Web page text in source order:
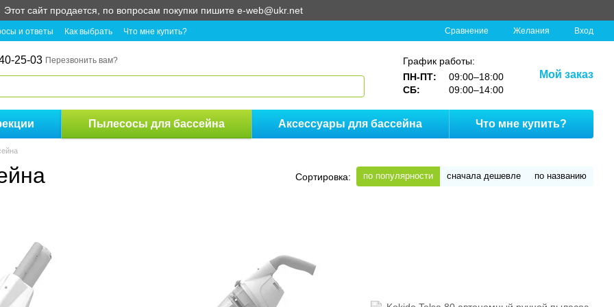
Этот сайт продается, по вопросам покупки пишите e-web@ukr.net
и ответы Как выбрать Что мне купить? Сравнение Желания Вход
25-03 Перезвонить вам?
График работы:
ПН-ПТ:
09:00–18:00
СБ:
09:00–14:00
Мой заказ
Пылесосы для бассейна Аксессуары для бассейна Что мне купить?
Сортировка: по популярности сначала дешевле по названию